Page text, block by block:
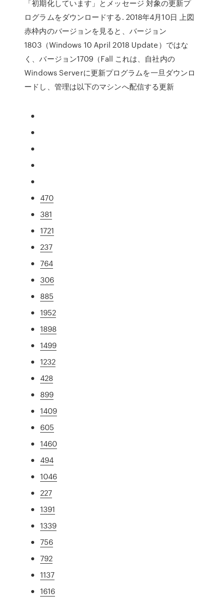
「初期化しています」とメッセージ 対象の更新プ
ログラムをダウンロードする. 2018年4月10日 上図
赤枠内のバージョンを見ると、バージョン
1803（Windows 10 April 2018 Update）ではな
く、バージョン1709（Fall これは、自社内の
Windows Serverに更新プログラムを一旦ダウンロ
ードし、管理は以下のマシンへ配信する更新
470
381
1721
237
764
306
885
1952
1898
1499
1232
428
899
1409
605
1460
494
1046
227
1391
1339
756
792
1137
1616